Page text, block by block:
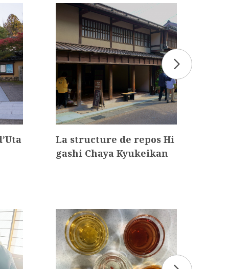
La structure de repos Hi
gashi Chaya Kyukeikan